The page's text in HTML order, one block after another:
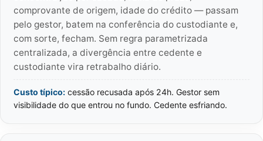
comprovante de origem, idade do crédito — passam
pelo gestor, batem na conferência do custodiante e,
com sorte, fecham. Sem regra parametrizada
centralizada, a divergência entre cedente e
custodiante vira retrabalho diário.
Custo típico: cessão recusada após 24h. Gestor sem
visibilidade do que entrou no fundo. Cedente esfriando.